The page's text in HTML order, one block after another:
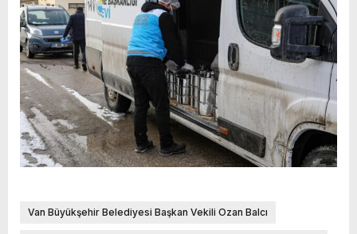
Van Büyükşehir Belediyesi Başkan Vekili Ozan Balcı